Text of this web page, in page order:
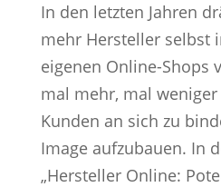
In den letzten Jahren
mehr Hersteller selbst
eigenen Online-Shops
mal mehr, mal
Kunden an sich zu
Image aufzubauen. In
„Hersteller Online: